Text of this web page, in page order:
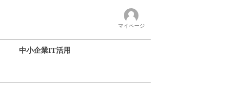
マイページ
中小企業IT活用